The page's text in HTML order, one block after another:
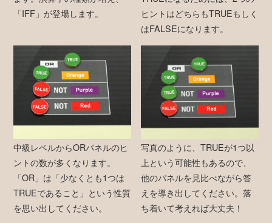
「IFF」が登場します。
ヒントはどちらもTRUEもしく
はFALSEになります。
中級レベルからORパネルのヒ
ントの数が多くなります。
「OR」は「少なくとも1つは
TRUEであること」という性質
を思い出してください。
写真のように、TRUEが1つ以
上という可能性もあるので、
他のパネルを見比べながら答
えを導き出してください。落
ち着いて考えれば大丈夫！